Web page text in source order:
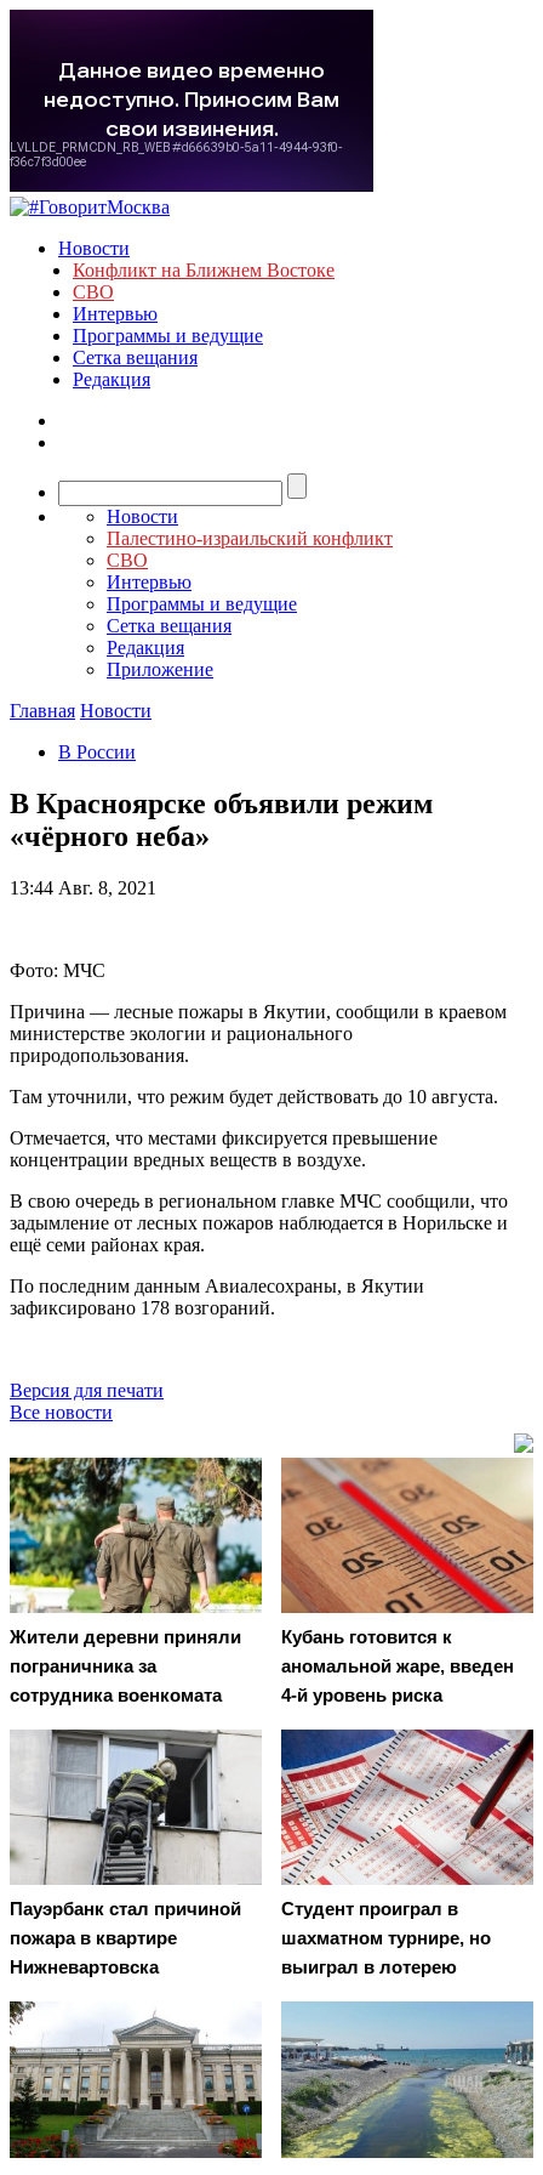
Новости
Конфликт на Ближнем Востоке
СВО
Интервью
Программы и ведущие
Сетка вещания
Редакция
Новости
Палестино-израильский конфликт
СВО
Интервью
Программы и ведущие
Сетка вещания
Редакция
Приложение
Главная Новости
В России
В Красноярске объявили режим
«чёрного неба»
13:44 Авг. 8, 2021
Фото: МЧС
Причина — лесные пожары в Якутии, сообщили в краевом
министерстве экологии и рационального
природопользования.
Там уточнили, что режим будет действовать до 10 августа.
Отмечается, что местами фиксируется превышение
концентрации вредных веществ в воздухе.
В свою очередь в региональном главке МЧС сообщили, что
задымление от лесных пожаров наблюдается в Норильске и
ещё семи районах края.
По последним данным Авиалесохраны, в Якутии
зафиксировано 178 возгораний.
Версия для печати
Все новости
Жители деревни приняли
пограничника за
сотрудника военкомата
Кубань готовится к
аномальной жаре, введен
4-й уровень риска
Пауэрбанк стал причиной
пожара в квартире
Нижневартовска
Студент проиграл в
шахматном турнире, но
выиграл в лотерею